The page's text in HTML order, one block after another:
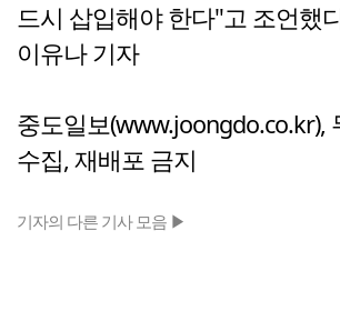
드시 삽입해야 한다"고 조언했
이유나 기자
중도일보(www.joongdo.co.kr),
수집, 재배포 금지
기자의 다른 기사 모음 ▶